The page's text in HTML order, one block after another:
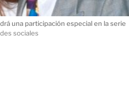
una participación especial en la serie
sociales